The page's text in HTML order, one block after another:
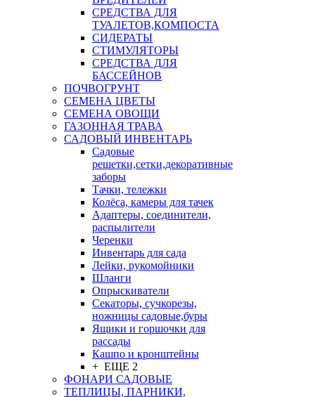
СРЕДСТВА ДЛЯ
ТУАЛЕТОВ,КОМПОСТА
СИДЕРАТЫ
СТИМУЛЯТОРЫ
СРЕДСТВА ДЛЯ
БАССЕЙНОВ
ПОЧВОГРУНТ
СЕМЕНА ЦВЕТЫ
СЕМЕНА ОВОЩИ
ГАЗОННАЯ ТРАВА
САДОВЫЙ ИНВЕНТАРЬ
Садовые
решетки,сетки,декоративные
заборы
Тачки, тележки
Колёса, камеры для тачек
Адаптеры, соединители,
распылители
Черенки
Инвентарь для сада
Лейки, рукомойники
Шланги
Опрыскиватели
Секаторы, сучкорезы,
ножницы садовые,буры
Ящики и горшочки для
рассады
Кашпо и кронштейны
+ ЕЩЕ 2
ФОНАРИ САДОВЫЕ
ТЕПЛИЦЫ, ПАРНИКИ,